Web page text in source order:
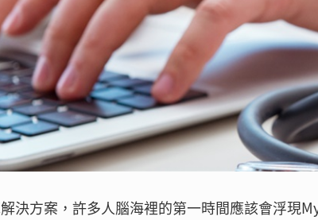
決方案，許多人腦海裡的第一時間應該會浮現